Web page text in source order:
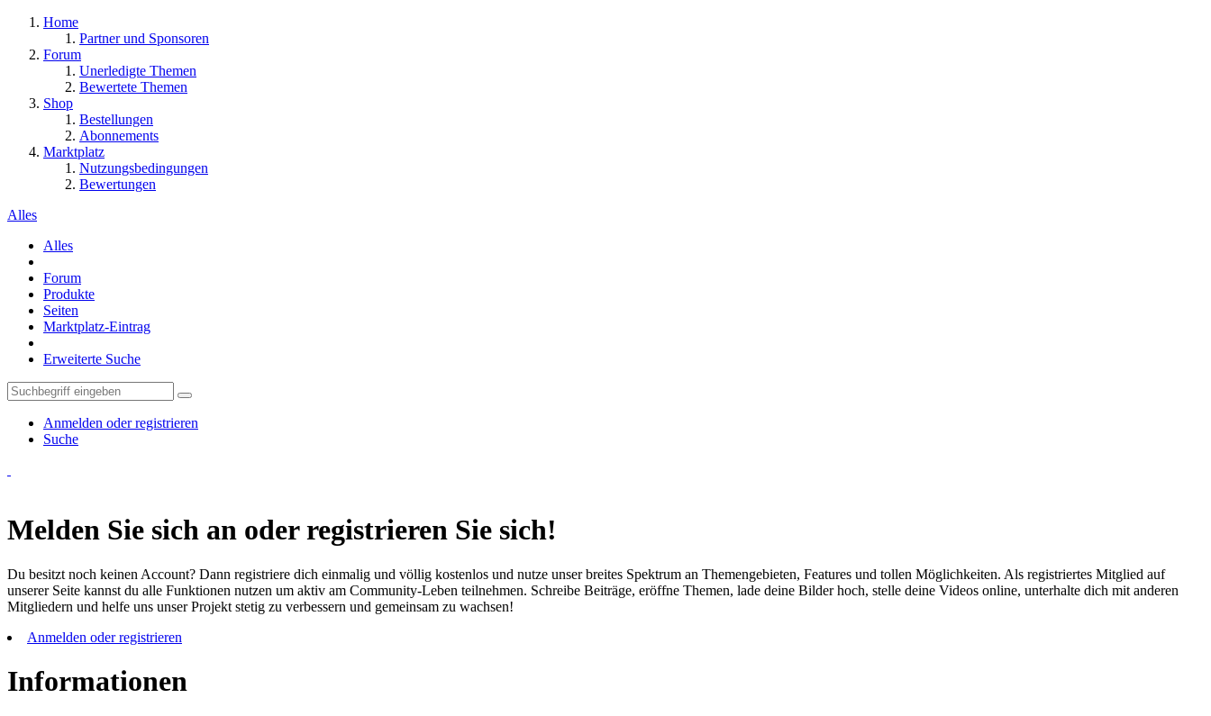
Home
Partner und Sponsoren
Forum
Unerledigte Themen
Bewertete Themen
Shop
Bestellungen
Abonnements
Marktplatz
Nutzungsbedingungen
Bewertungen
Alles
Alles
Forum
Produkte
Seiten
Marktplatz-Eintrag
Erweiterte Suche
Anmelden oder registrieren
Suche
Melden Sie sich an oder registrieren Sie sich!
Du besitzt noch keinen Account? Dann registriere dich einmalig und völlig kostenlos und nutze unser breites Spektrum an Themengebieten, Features und tollen Möglichkeiten. Als registriertes Mitglied auf
unserer Seite kannst du alle Funktionen nutzen um aktiv am Community-Leben teilnehmen. Schreibe Beiträge, eröffne Themen, lade deine Bilder hoch, stelle deine Videos online, unterhalte dich mit anderen
Mitgliedern und helfe uns unser Projekt stetig zu verbessern und gemeinsam zu wachsen!
Anmelden oder registrieren
Informationen